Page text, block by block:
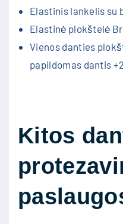
Elastinis lankelis
Elastinė plokštelė
Vienos danties
papildomas dantis
Kitos